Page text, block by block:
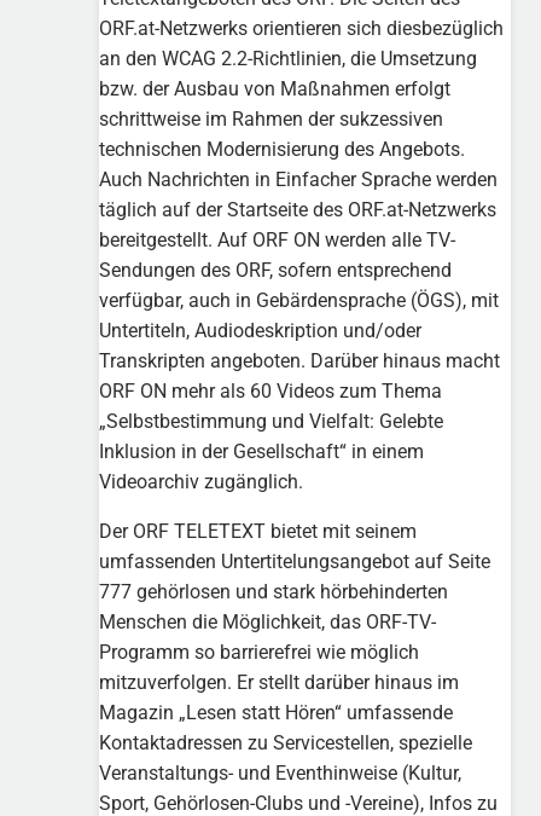
ORF.at-Netzwerks orientieren sich diesbezüglich
an den WCAG 2.2-Richtlinien, die Umsetzung
bzw. der Ausbau von Maßnahmen erfolgt
schrittweise im Rahmen der sukzessiven
technischen Modernisierung des Angebots.
Auch Nachrichten in Einfacher Sprache werden
täglich auf der Startseite des ORF.at-Netzwerks
bereitgestellt. Auf ORF ON werden alle TV-
Sendungen des ORF, sofern entsprechend
verfügbar, auch in Gebärdensprache (ÖGS), mit
Untertiteln, Audiodeskription und/oder
Transkripten angeboten. Darüber hinaus macht
ORF ON mehr als 60 Videos zum Thema
„Selbstbestimmung und Vielfalt: Gelebte
Inklusion in der Gesellschaft“ in einem
Videoarchiv zugänglich.
Der ORF TELETEXT bietet mit seinem
umfassenden Untertitelungsangebot auf Seite
777 gehörlosen und stark hörbehinderten
Menschen die Möglichkeit, das ORF-TV-
Programm so barrierefrei wie möglich
mitzuverfolgen. Er stellt darüber hinaus im
Magazin „Lesen statt Hören“ umfassende
Kontaktadressen zu Servicestellen, spezielle
Veranstaltungs- und Eventhinweise (Kultur,
Sport, Gehörlosen-Clubs und -Vereine), Infos zu